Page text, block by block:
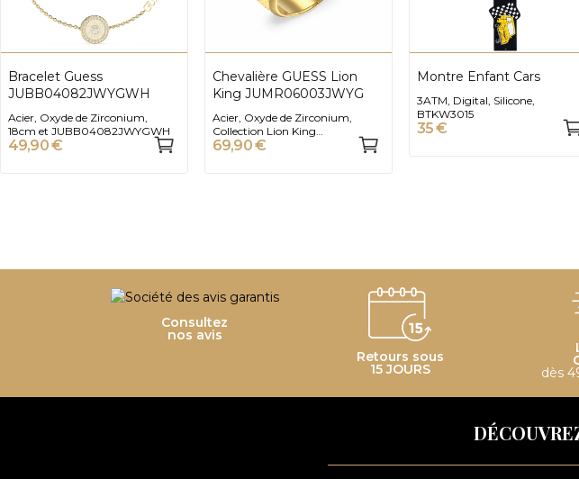
Bracelet Guess
JUBB04082JWYGWH
Acier, Oxyde de Zirconium,
18cm et JUBB04082JWYGWH
49,90 €
Chevalière GUESS Lion
King JUMR06003JWYG
Acier, Oxyde de Zirconium,
Collection Lion King
JUMR06003JWYG
69,90 €
Montre Enfant Cars
3ATM, Digital, Silicone,
BTKW3015
35 €
Consultez
nos avis
Retours sous
15 JOURS dès